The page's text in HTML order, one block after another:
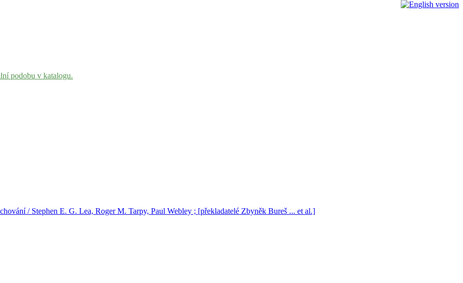
podobu v katalogu.
/ Stephen E. G. Lea, Roger M. Tarpy, Paul Webley ; [překladatelé Zbyněk Bureš ... et al.]